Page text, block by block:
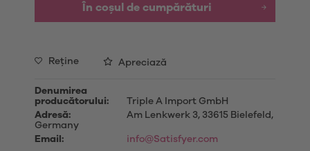
În coșul de cumpărături
Reţine Apreciază
Denumirea
producătorului:
Triple A Import GmbH
Adresă:
Am Lenkwerk 3, 33615 Bielefeld,
Germany
Email:
info@Satisfyer.com